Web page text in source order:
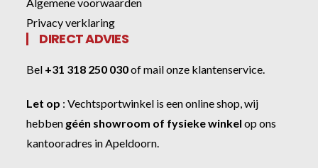
Privacy verklaring
DIRECT ADVIES
Bel +31 318 250 030ofmail onze klantenservice.
Let op :Vechtsportwinkel is een online shop, wij
hebben géén showroom of fysieke winkel op ons
kantooradres in Apeldoorn.